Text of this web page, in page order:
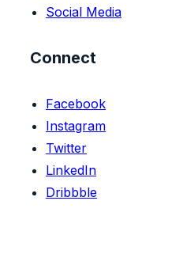
Social Media
Connect
Facebook
Instagram
Twitter
LinkedIn
Dribbble